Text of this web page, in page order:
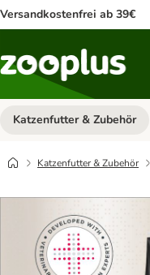
Versandkostenfrei ab 39€
Katzenfutter & Zubehör
Katzenfutter & Zubehör